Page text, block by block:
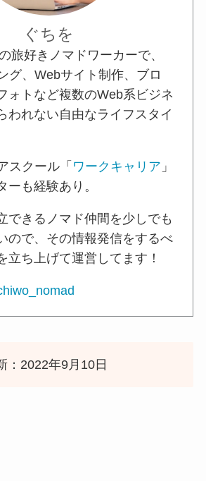
ぐちを
旅好きノマドワーカーで、
グ、Webサイト制作、ブロ
ォトなど複数のWeb系ビジネ
われない自由なライフスタイ
スクール「 ワークキャリア 」
ーも経験あり。
できるノマド仲間を少しでも
ので、その情報発信をするべ
立ち上げて運営してます！
：2022年9月10日